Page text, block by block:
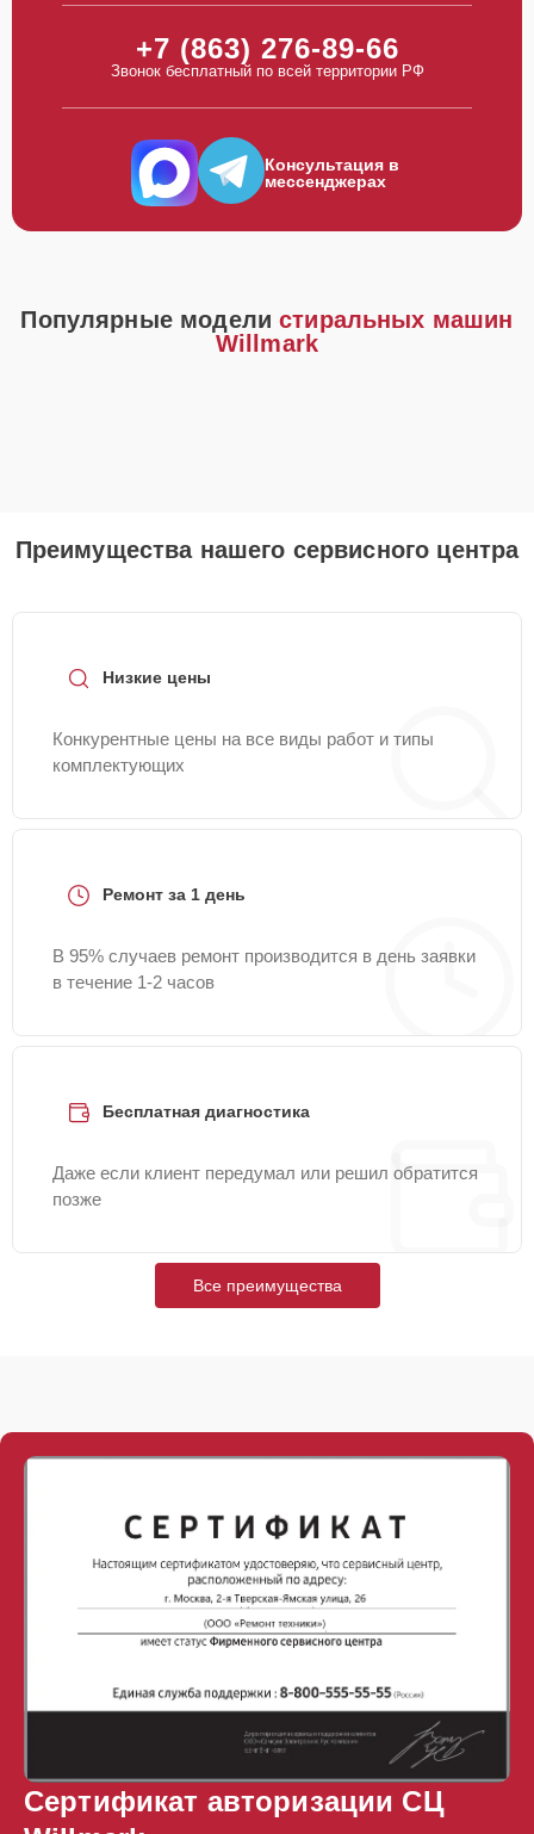
+7 (863) 276-89-66
Звонок бесплатный по всей территории РФ
Консультация в
мессенджерах
Популярные моделистиральных машин
Willmark
Преимущества нашего сервисного центра
Низкие цены
Конкурентные цены на все виды работ и типы
комплектующих
Ремонт за 1 день
В 95% случаев ремонт производится в день заявки
в течение 1-2 часов
Бесплатная диагностика
Даже если клиент передумал или решил обратится
позже
Все преимущества
Сертификат авторизации СЦ